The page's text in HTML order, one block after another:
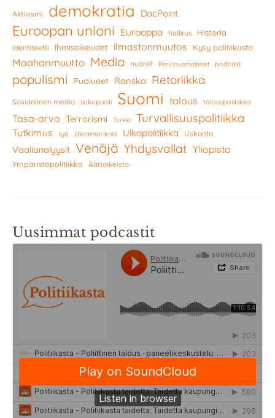
Aktivismi demokratia DocPoint
Euroopan unioni Eurooppa hallitus Historia
Identiteetti Ihmisoikeudet ilmastonmuutos Kysy politiikasta
Maahanmuutto Media nuoret Perussuomalaiset podcast
populismi Puolueet Ranska Retoriikka
Sosiaalinen media sukupuoli Suomi talous talouspolitiikka
Tasa-arvo Terrorismi Turkki Turvallisuuspolitiikka
Tutkimus työ Ukrainan kriisi Ulkopolitiikka Uskonto
Vaalianalyysit Venäjä Yhdysvallat Yliopisto
Ympäristöpolitiikka Äärioikeisto
Uusimmat podcastit